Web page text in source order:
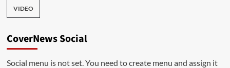
VIDEO
CoverNews Social
Social menu is not set. You need to create menu and assign it